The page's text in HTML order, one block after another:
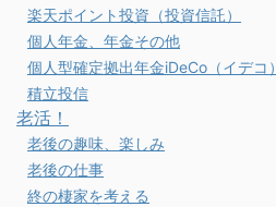
楽天ポイント投資（投資信託）
個人年金、年金その他
個人型確定拠出年金iDeCo（イデコ）
積立投信
老活！
老後の趣味、楽しみ
老後の仕事
終の棲家を考える